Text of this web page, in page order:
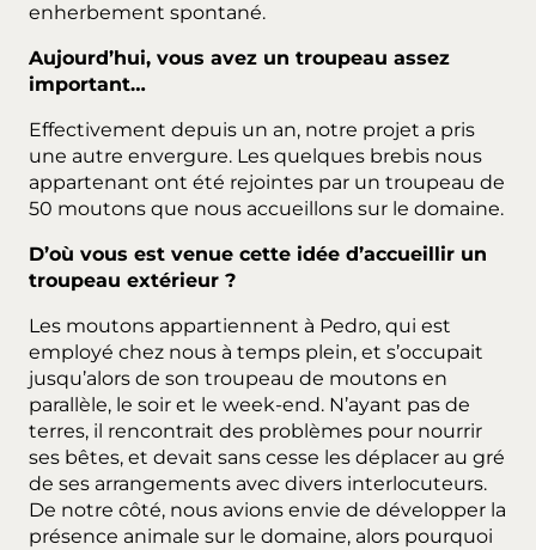
enherbement spontané.
Aujourd’hui, vous avez un troupeau assez
important…
Effectivement depuis un an, notre projet a pris
une autre envergure. Les quelques brebis nous
appartenant ont été rejointes par un troupeau de
50 moutons que nous accueillons sur le domaine.
D’où vous est venue cette idée d’accueillir un
troupeau extérieur ?
Les moutons appartiennent à Pedro, qui est
employé chez nous à temps plein, et s’occupait
jusqu’alors de son troupeau de moutons en
parallèle, le soir et le week-end. N’ayant pas de
terres, il rencontrait des problèmes pour nourrir
ses bêtes, et devait sans cesse les déplacer au gré
de ses arrangements avec divers interlocuteurs.
De notre côté, nous avions envie de développer la
présence animale sur le domaine, alors pourquoi